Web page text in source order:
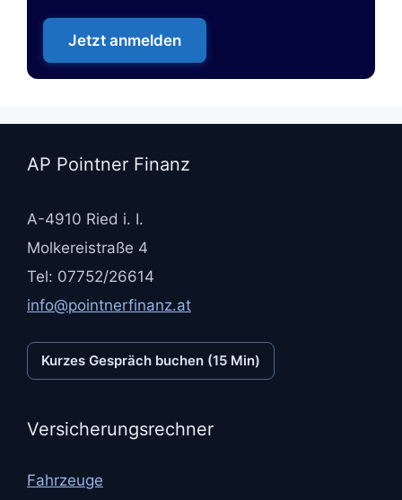
Jetzt anmelden
AP Pointner Finanz
A-4910 Ried i. I.
Molkereistraße 4
Tel: 07752/26614
info@pointnerfinanz.at
Kurzes Gespräch buchen (15 Min)
Versicherungsrechner
Fahrzeuge